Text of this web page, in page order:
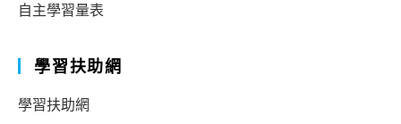
自主學習量表
學習扶助網
學習扶助網